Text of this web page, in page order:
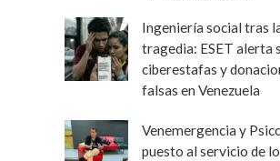
Ingeniería social tras
tragedia: ESET alerta
ciberestafas y
falsas en Venezuela
Venemergencia y
puesto al servicio de